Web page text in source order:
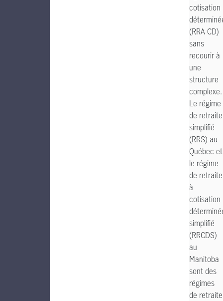
cotisation
(RRA CD)
sans
recourir à
une
structure
complexe.
Le régime
de retraite
simplifié
(RRS) au
Québec et
le régime
de retraite
à
cotisation
simplifié
(RRCDS)
au
Manitoba
sont des
régimes
de retraite